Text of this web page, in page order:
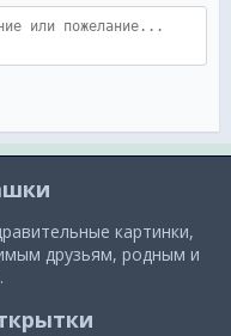
картинки,
друзьям, родным и